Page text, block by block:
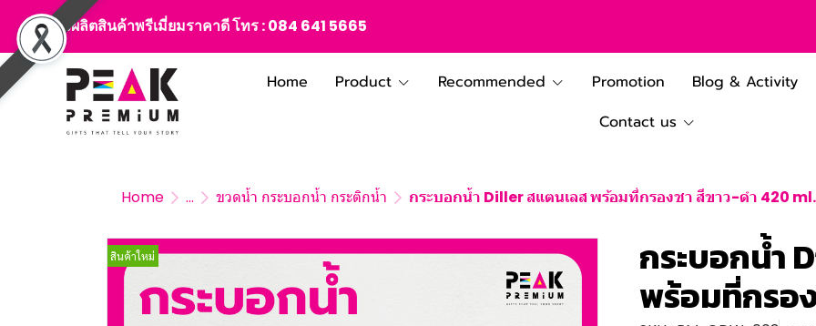
สั่งผลิตสินค้าพรีเมี่ยมราคาดี โทร :084 641 5665
Home Product Recommended Promotion Blog & Activity
Contact us
Home ... ขวดน้ำ กระบอกน้ำ กระติกน้ำ กระบอกน้ำ Diller สแตนเลส พร้อมที่กรองชา สีขาว-ดำ 420 ml.
สินค้าใหม่ กระบอกน้ำ
พร้อมที่กรอ